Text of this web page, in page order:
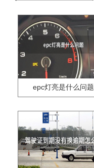
epc灯亮是什么问题